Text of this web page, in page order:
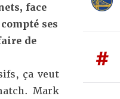
face
ses
de
ça veut
Mark